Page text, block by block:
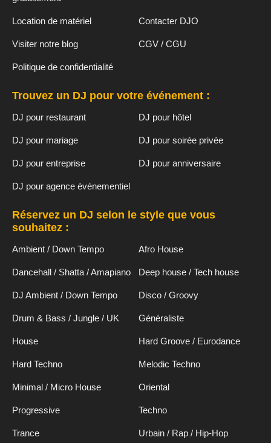
Location de matériel Contacter DJO
Visiter notre blog CGV / CGU
Politique de confidentialité
Trouvez un DJ pour votre événement :
DJ pour restaurant DJ pour hôtel
DJ pour mariage DJ pour soirée privée
DJ pour entreprise DJ pour anniversaire
DJ pour agence événementiel
Réservez un DJ selon le style que vous
souhaitez :
Ambient / Down Tempo Afro House
Dancehall / Shatta / Amapiano Deep house / Tech house
DJ Ambient / Down Tempo Disco / Groovy
Drum & Bass / Jungle / UK Généraliste
House Hard Groove / Eurodance
Hard Techno Melodic Techno
Minimal / Micro House Oriental
Progressive Techno
Trance Urbain / Rap / Hip-Hop